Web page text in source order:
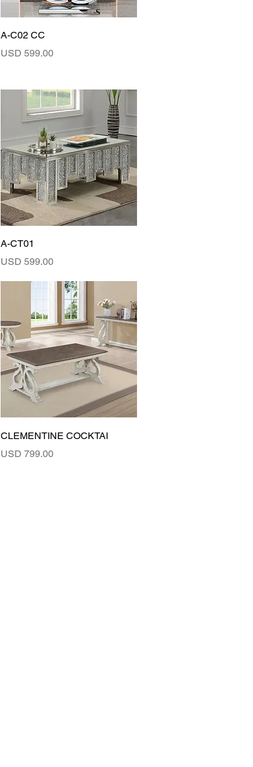
A-C02 CC
Precio
USD 599.00
A-CT01
Precio
USD 599.00
Vista rápida
CLEMENTINE COCKTAI
Precio
USD 799.00